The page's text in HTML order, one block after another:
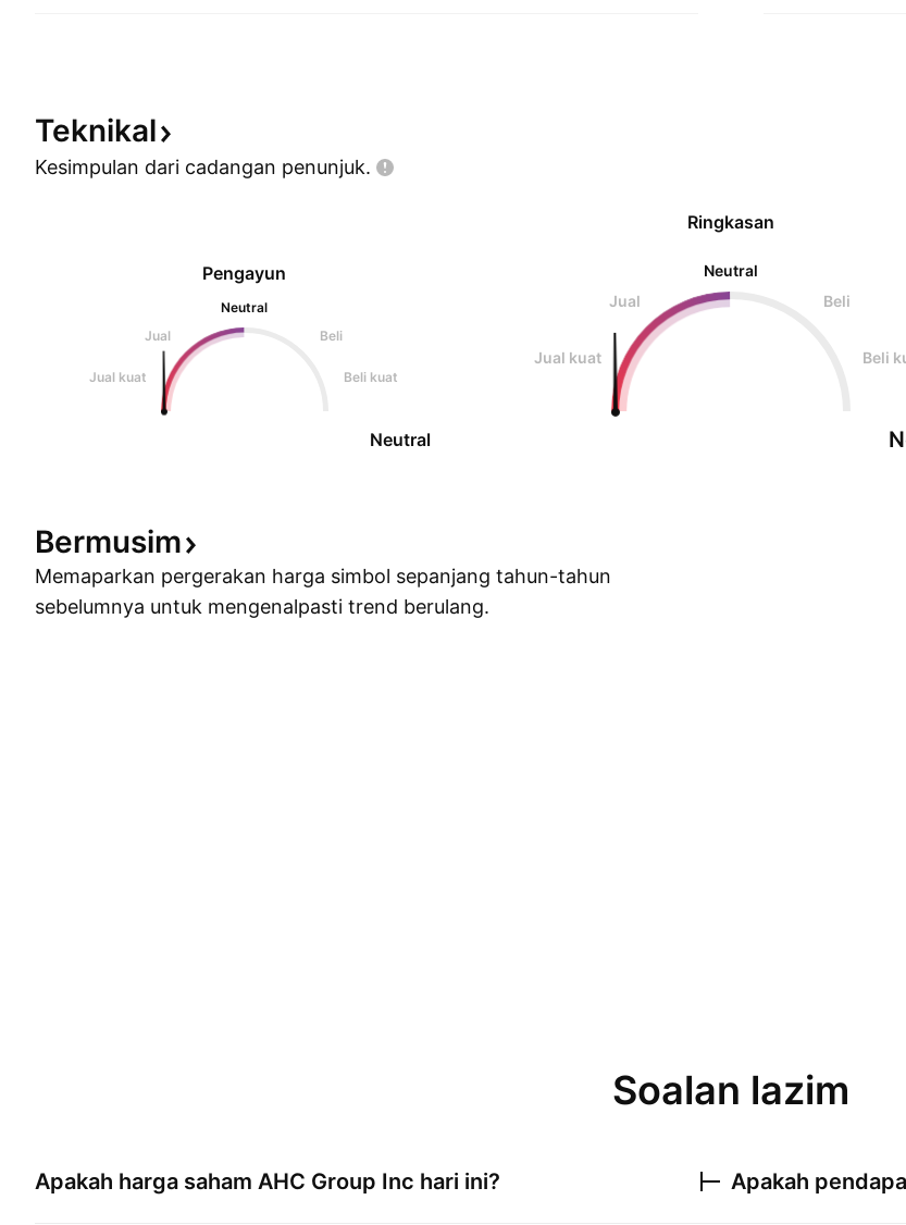
Teknikal
Kesimpulan dari cadangan penunjuk.
Pengayun
Neutral
Jual
Beli
Jual kuat Beli kuat
Neutral
Ringkasan
Neutral
Jual
Beli
Jual kuat Beli
Bermusim
Memaparkan pergerakan harga simbol sepanjang tahun-tahun
sebelumnya untuk mengenalpasti trend berulang.
Soalan lazim
Apakah harga saham AHC Group Inc hari ini? Apakah